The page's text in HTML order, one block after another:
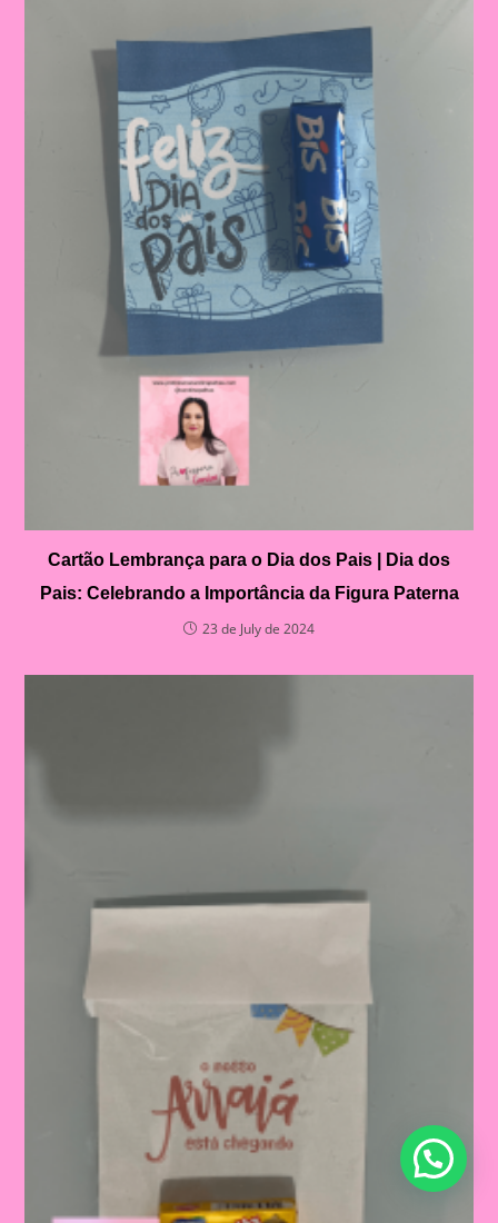
Cartão Lembrança para o Dia dos Pais | Dia dos
Pais: Celebrando a Importância da Figura Paterna
23 de July de 2024